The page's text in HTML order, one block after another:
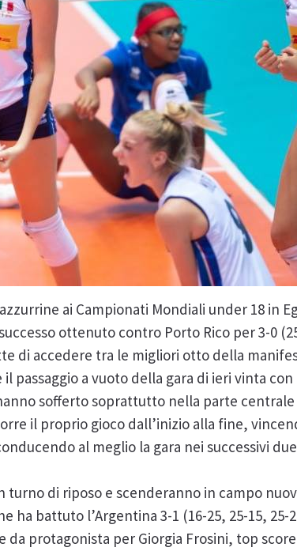
ai Campionati Mondiali under 18 in
ottenuto contro Porto Rico per 3-0
di accedere tra le migliori otto della
passaggio a vuoto della gara di ieri vinta
sofferto soprattutto nella parte
il proprio gioco dall’inizio alla fine,
al meglio la gara nei successivi
turno di riposo e scenderanno in campo
battuto l’Argentina 3-1 (16-25, 25-15, 25-
protagonista per Giorgia Frosini, top